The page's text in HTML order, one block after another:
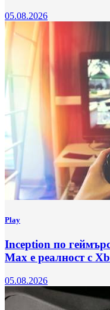
05.08.2026
Play
Inception по
Max е реалност с
05.08.2026